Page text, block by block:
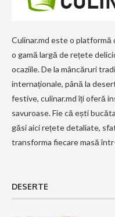
Culinar.md este o
o gamă largă de rețete
ocaziile. De la mâncăruri
internaționale, până la
festive, culinar.md îți oferă
savuroase. Fie că ești
găsi aici rețete detaliate,
transforma fiecare masă
DESERTE